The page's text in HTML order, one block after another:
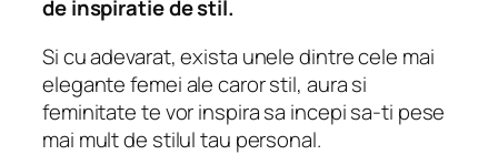
de inspiratie de stil.
Si cu adevarat, exista unele dintre cele mai
elegante femei ale caror stil, aura si
feminitate te vor inspira sa incepi sa-ti pese
mai mult de stilul tau personal.